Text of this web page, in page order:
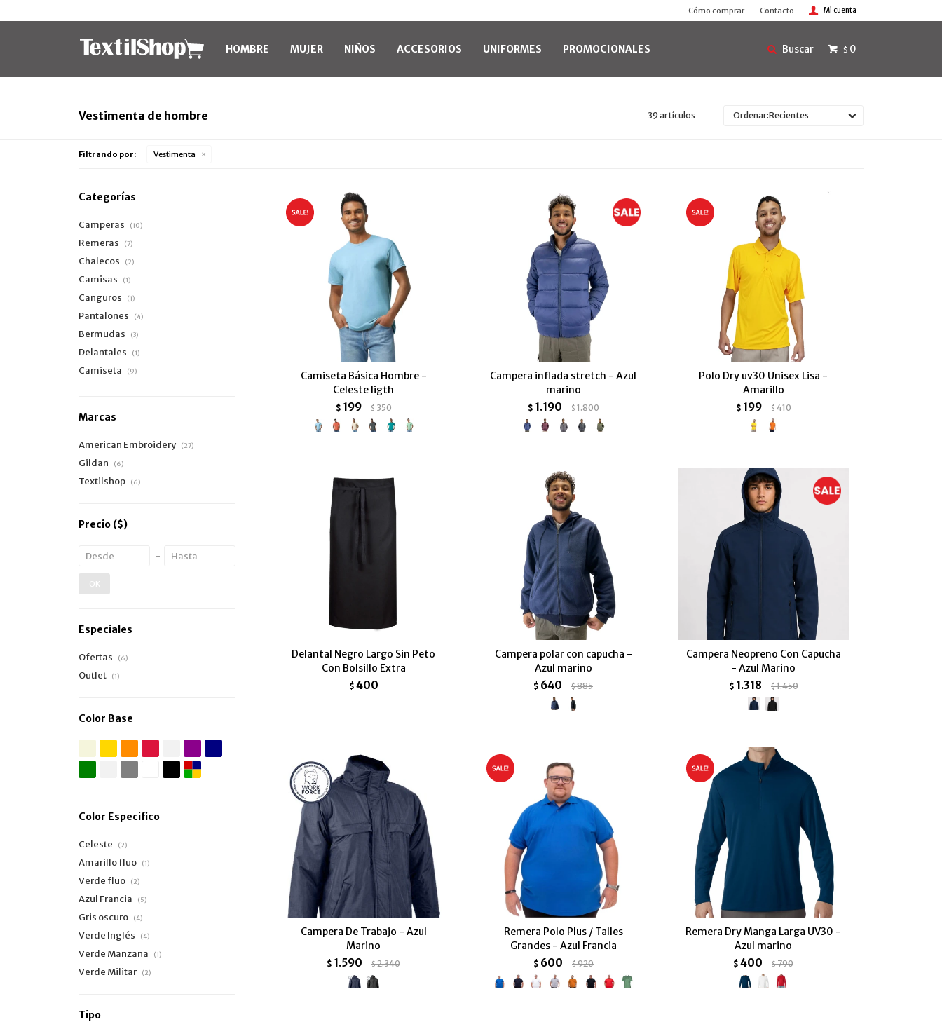
HOMBRE MUJER NIÑOS ACCESORIOS UNIFORMES PROMOCIONALES $ 0
Cómo comprar Contacto
Vestimenta de hombre 39 artículos Recientes
Filtrando por: Vestimenta
Camiseta Básica Hombre -
Celeste ligth
$ 199 $350
Campera inflada stretch - Azul
marino
$ 1.190 $1.800
Polo Dry uv30 Unisex Lisa -
Amarillo
$ 199 $410
Delantal Negro Largo Sin Peto
Con Bolsillo Extra
$ 400
Campera polar con capucha -
Azul marino
$ 640 $885
Campera Neopreno Con Capucha
- Azul Marino
$ 1.318 $1.450
Campera De Trabajo - Azul
Marino
$ 1.590 $2.340
Remera Polo Plus / Talles
Grandes - Azul Francia
$ 600 $920
Remera Dry Manga Larga UV30 -
Azul marino
$ 400 $790
Categorías
Camperas (10)
Remeras (7)
Chalecos (2)
Camisas (1)
Canguros (1)
Pantalones (4)
Bermudas (3)
Delantales (1)
Camiseta (9)
Marcas
American Embroidery (27)
Gildan (6)
Textilshop (6)
Precio ($)
OK
Especiales
Ofertas (6)
Outlet (1)
Color Base
Color Especifico
Celeste (2)
Amarillo fluo (1)
Verde fluo (2)
Azul Francia (5)
Gris oscuro (4)
Verde Inglés (4)
Verde Manzana (1)
Verde Militar (2)
Tipo